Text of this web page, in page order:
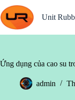
Chuyển
đến
phần
nội
Unit
Ứng dụng của cao su
admin